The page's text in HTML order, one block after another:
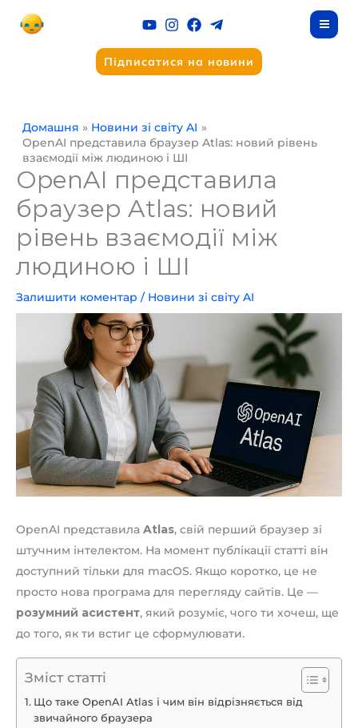
Підписатися на новини
Домашня
Новини зі світу AI
OpenAI представила браузер Atlas: новий рівень
взаємодії між людиною і ШІ
OpenAI представила
браузер Atlas: новий
рівень взаємодії між
людиною і ШІ
Залишити коментар / Новини зі світу AI
OpenAI представила Atlas, свій перший браузер зі
штучним інтелектом. На момент публікації статті він
доступний тільки для macOS. Якщо коротко, це не
просто нова програма для перегляду сайтів. Це —
розумний асистент, який розуміє, чого ти хочеш, ще
до того, як ти встиг це сформулювати.
Зміст статті
Що таке OpenAI Atlas і чим він відрізняється від
звичайного браузера